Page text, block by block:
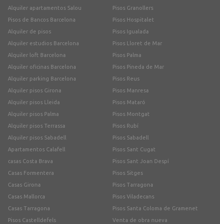
Alquiler apartamentos Salou
Pisos de Bancos Barcelona
Alquiler de pisos
Alquiler estudios Barcelona
Alquiler loft Barcelona
Alquiler oficinas Barcelona
Alquiler parking Barcelona
Alquiler pisos Girona
Alquiler pisos Lleida
Alquiler pisos Palma
Alquiler pisos Terrassa
Alquiler pisos Sabadell
Apartamentos Calafell
casas Costa Brava
Casas Formentera
Casas Girona
Casas Mallorca
Casas Tarragona
Pisos Castelldefels
Pisos Granollers
Pisos Hospitalet
Pisos Igualada
Pisos Lloret de Mar
Pisos Palma
Pisos Pineda de Mar
Pisos Reus
Pisos Manresa
Pisos Mataró
Pisos Montgat
Pisos Rubí
Pisos Sabadell
Pisos Sant Cugat
Pisos Sant Joan Despí
Pisos Sitges
Pisos Tarragona
Pisos Viladecans
Pisos Santa Coloma de Gramenet
Venta de obra nueva